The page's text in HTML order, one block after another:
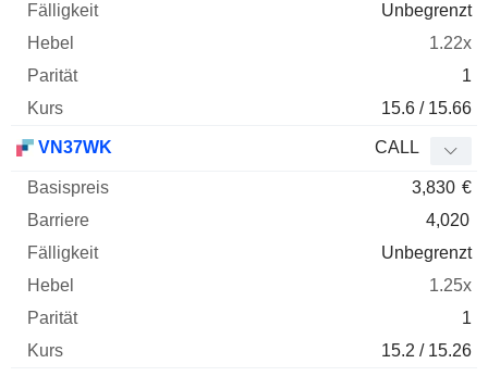
Unbegrenzt
1.22x
1
15.6 / 15.66
VN37WK CALL
3,830 €
4,020
Unbegrenzt
1.25x
1
15.2 / 15.26